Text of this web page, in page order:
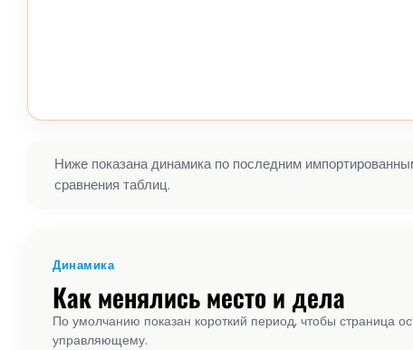
Ниже показана динамика по последним
сравнения таблиц.
Динамика
Как менялись место и дела
По умолчанию показан короткий период, чтобы страница
управляющему.